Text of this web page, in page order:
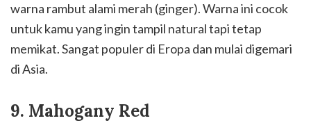
warna rambut alami merah (ginger). Warna ini cocok
untuk kamu yang ingin tampil natural tapi tetap
memikat. Sangat populer di Eropa dan mulai digemari
di Asia.
9. Mahogany Red